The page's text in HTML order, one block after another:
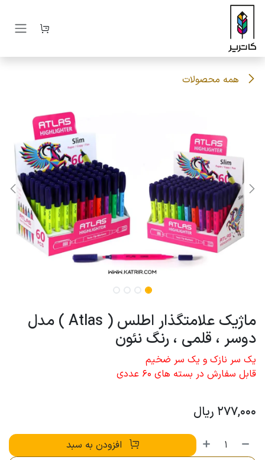
صرف نظر و مشاهده محتوا
همه محصولات
ماژیک علامتگذار اطلس ( Atlas ) مدل
دوسر ، قلمی ، رنگ نئون
یک سر نازک و یک سر ضخیم
قابل سفارش در بسته های 60 عددی
277,000 ریال
افزودن به سبد